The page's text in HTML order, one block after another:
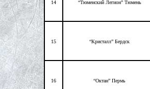
14 “Тюменский Легион” Тюмень
15 “Кристалл” Бердск
16 “Октан” Пермь